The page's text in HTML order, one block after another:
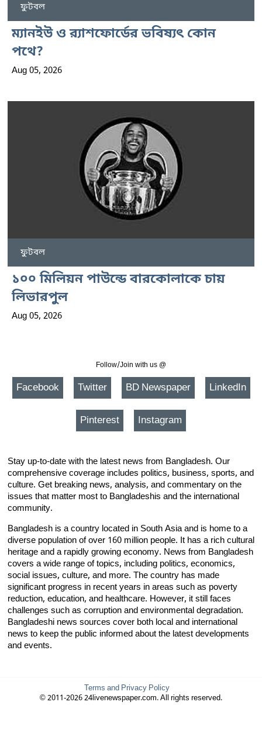
ফুটবল
ম্যানইউ ও র‍্যাশফোর্ডের ভবিষ্যৎ কোন
পথে?
Aug 05, 2026
ফুটবল
১০০ মিলিয়ন পাউন্ডে বারকোলাকে চায়
লিভারপুল
Aug 05, 2026
Follow/Join with us @
Facebook Twitter BD Newspaper LinkedIn
Pinterest Instagram
Stay up-to-date with the latest news from Bangladesh. Our
comprehensive coverage includes politics, business, sports, and
culture. Get breaking news, analysis, and commentary on the
issues that matter most to Bangladeshis and the international
community.
Bangladesh is a country located in South Asia and is home to a
diverse population of over 160 million people. It has a rich cultural
heritage and a rapidly growing economy. News from Bangladesh
covers a wide range of topics, including politics, economics,
social issues, culture, and more. The country has made
significant progress in recent years in areas such as poverty
reduction, education, and healthcare. However, it still faces
challenges such as corruption and environmental degradation.
Bangladeshi news sources cover both local and international
news to keep the public informed about the latest developments
and events.
Terms and Privacy Policy
© 2011-2026 24livenewspaper.com. All rights reserved.